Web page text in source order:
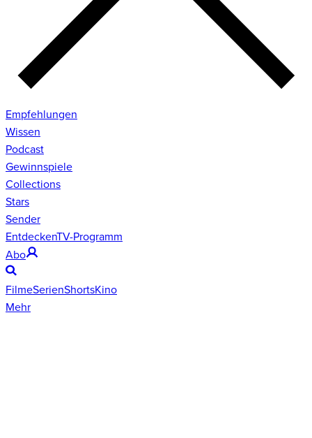
Empfehlungen
Wissen
Podcast
Gewinnspiele
Collections
Stars
Sender
EntdeckenTV-Programm
Abo
FilmeSerienShortsKino
Mehr